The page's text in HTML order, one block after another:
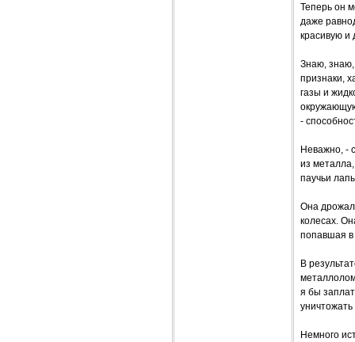
Теперь он
даже
красивую и
Знаю, знаю,
признаки,
газы и
-
Неважно, -
из
паучьи
Она
колесах.
попавшая в
В
я бы
уничтожать
Немного